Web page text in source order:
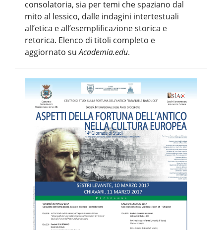
consolatoria, sia per temi che spaziano dal
mito al lessico, dalle indagini intertestuali
all’etica e all’esemplificazione storica e
retorica. Elenco di titoli completo e
aggiornato suAcademia.edu.